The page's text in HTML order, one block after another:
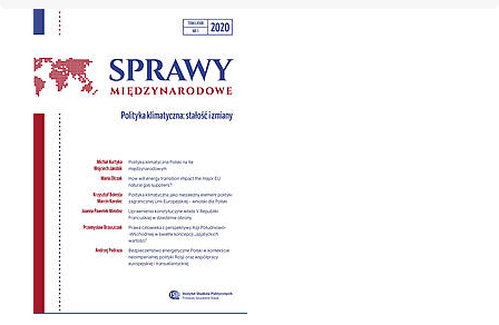
Cover image